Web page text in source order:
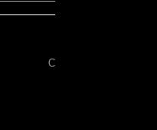
Сообщение